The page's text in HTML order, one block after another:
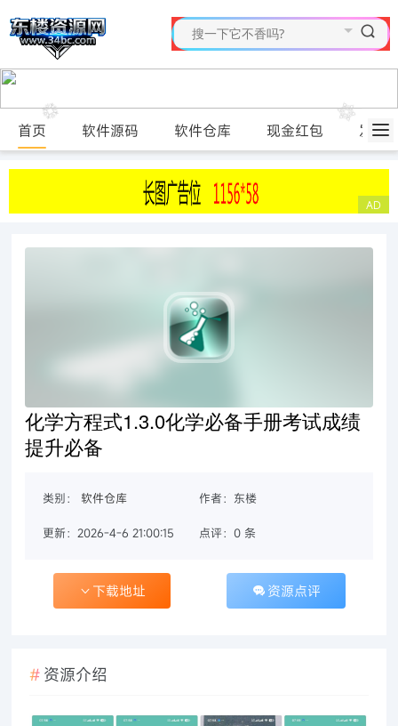
首页 软件源码 软件仓库 现金红包 发布
化学方程式1.3.0化学必备手册考试成绩
提升必备
类别： 软件仓库 作者：东楼
更新：2026-4-6 21:00:15 点评：0 条
下载地址 资源点评
资源介绍